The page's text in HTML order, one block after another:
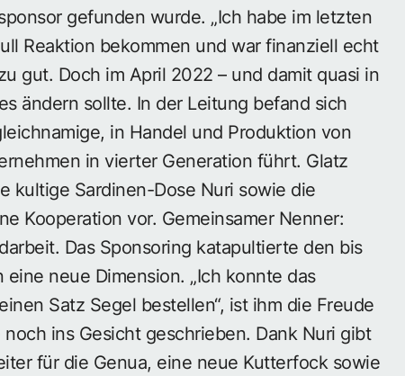
gefunden wurde. „Ich habe im letzten
Reaktion bekommen und war finanziell echt
gut. Doch im April 2022 – und damit quasi in
ändern sollte. In der Leitung befand sich
in Handel und Produktion von
in vierter Generation führt. Glatz
kultige Sardinen-Dose Nuri sowie die
Kooperation vor. Gemeinsamer Nenner:
Das Sponsoring katapultierte den bis
neue Dimension. „Ich konnte das
Satz Segel bestellen“, ist ihm die Freude
ins Gesicht geschrieben. Dank Nuri gibt
für die Genua, eine neue Kutterfock sowie